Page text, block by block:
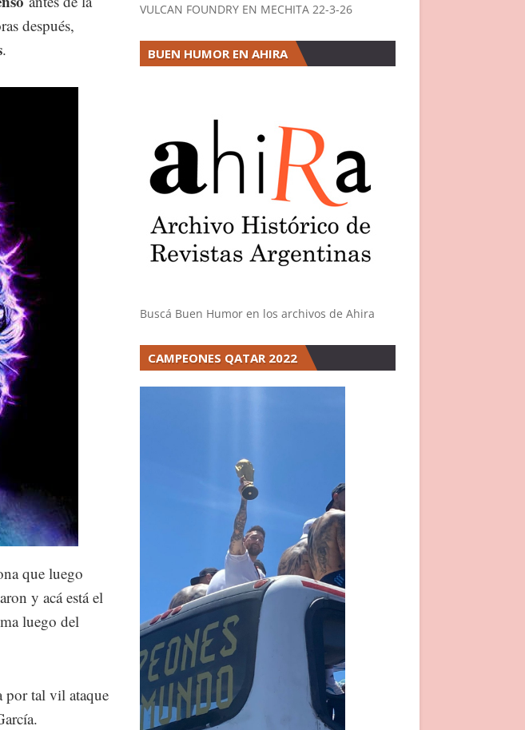
después,
.
que luego
y acá está el
luego del
por tal vil ataque
VULCAN FOUNDRY EN MECHITA 22-3-26
BUEN HUMOR EN AHIRA
Buscá Buen Humor en los archivos de Ahira
CAMPEONES QATAR 2022